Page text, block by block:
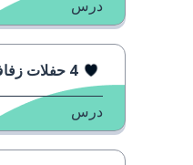
درس
4 حفلات زفاف عبر تطبيق زووم
درس